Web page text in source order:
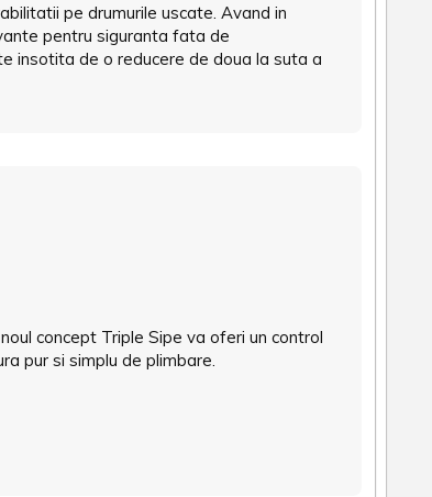
pe drumurile uscate. Avand in
pentru siguranta fata de
insotita de o reducere de doua la suta a
concept Triple Sipe va oferi un control
pur si simplu de plimbare.